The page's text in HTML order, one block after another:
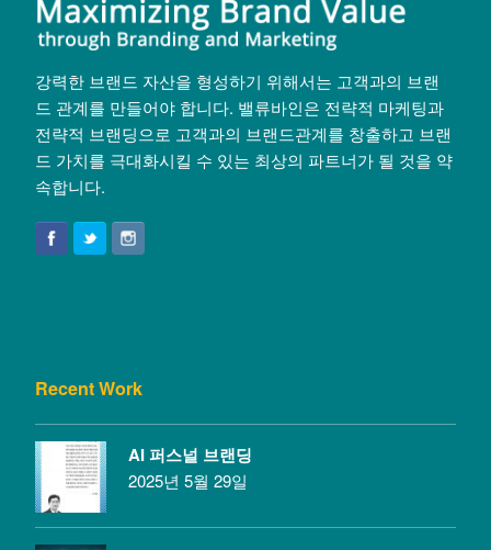
강력한 브랜드 자산을 형성하기 위해서는 고객과의 브랜
드 관계를 만들어야 합니다. 밸류바인은 전략적 마케팅과
전략적 브랜딩으로 고객과의 브랜드관계를 창출하고 브랜
드 가치를 극대화시킬 수 있는 최상의 파트너가 될 것을 약
속합니다.
Recent Work
AI 퍼스널 브랜딩
2025년 5월 29일